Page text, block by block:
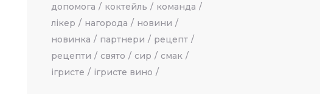
допомога
коктейль
команда
лікер
нагорода
новини
новинка
партнери
рецепт
рецепти
свято сир
смак
ігристе
ігристе вино